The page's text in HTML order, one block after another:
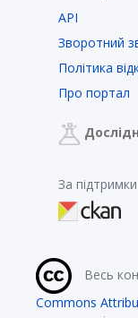
API
Зворотний
Політика
Про портал
За підтримки
Весь
Commons